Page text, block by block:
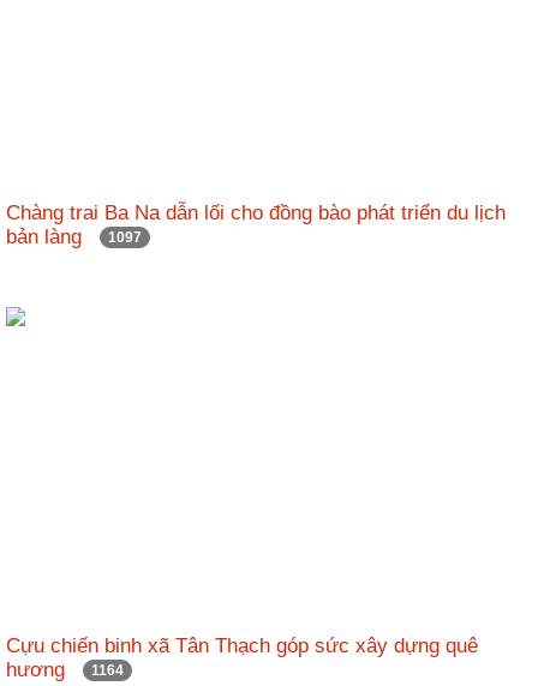
Chàng trai Ba Na dẫn lối cho đồng bào phát triển du lịch
bản làng
1097
Cựu chiến binh xã Tân Thạch góp sức xây dựng quê
hương
1164